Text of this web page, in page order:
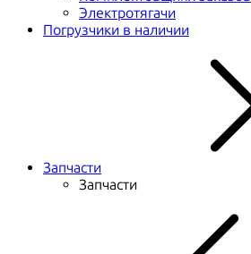
Электротягачи
Погрузчики в наличии
Запчасти
Запчасти